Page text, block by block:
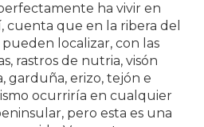
ha vivir en
cuenta que en la ribera del
localizar, con las
rastros de nutria, visón
garduña, erizo, tejón e
ocurriría en cualquier
pero esta es una